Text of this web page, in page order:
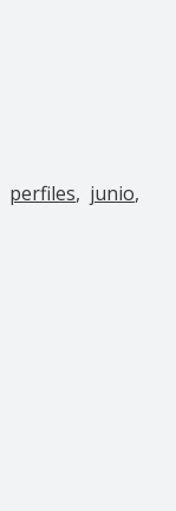
perfiles
junio